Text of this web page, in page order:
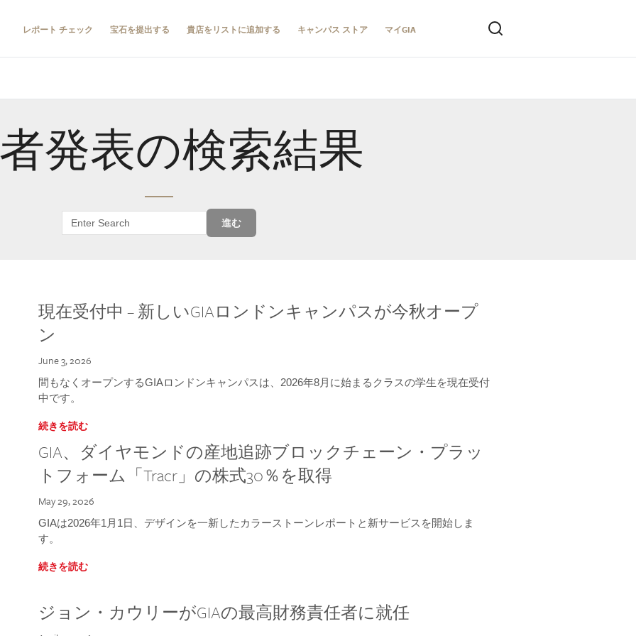
レポート チェック 宝石を提出する 貴店をリストに追加する キャンパス ストア マイGIA
発表の検索結果
進む
現在受付中 – 新しいGIAロンドンキャンパスが今秋オープ
ン
June 3, 2026
間もなくオープンするGIAロンドンキャンパスは、2026年8月に始まるクラスの学生を現在受付
中です。
続きを読む
GIA、ダイヤモンドの産地追跡ブロックチェーン・プラッ
トフォーム「Tracr」の株式30％を取得
May 29, 2026
GIAは2026年1月1日、デザインを一新したカラーストーンレポートと新サービスを開始しま
す。
続きを読む
ジョン・カウリーがGIAの最高財務責任者に就任